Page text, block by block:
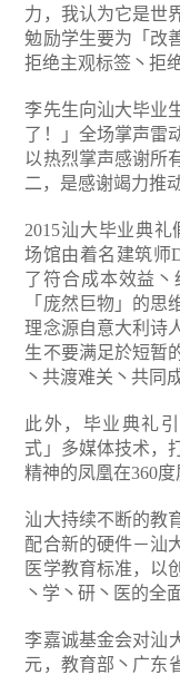
力，我认为它是世
勉励学生要为「改
拒绝主观标签丶拒
李先生向汕大毕业
了！」全场掌声雷
以热烈掌声感谢所
二，是感谢竭力推
2015汕大毕业典礼
场馆由着名建筑师
了符合成本效益
「庞然巨物」的
理念源自意大利诗
生不要满足於短暂
丶共渡难关丶共同
此外，毕业典礼
式」多媒体技术，
精神的凤凰在360
汕大持续不断的教
配合新的硬件－汕
医学教育标准，以
丶学丶研丶医的全
李嘉诚基金会对汕
元，教育部丶广东